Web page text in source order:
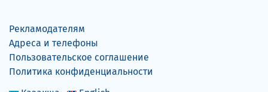
Рекламодателям
Адреса и телефоны
Пользовательское соглашение
Политика конфиденциальности